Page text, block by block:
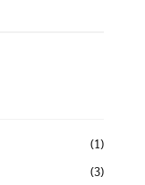
(1)
(3)